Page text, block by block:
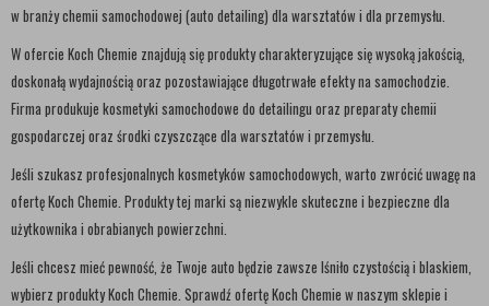
w branży chemii samochodowej (auto detailing) dla warsztatów i dla przemysłu.
W ofercie Koch Chemie znajdują się produkty charakteryzujące się wysoką jakością,
doskonałą wydajnością oraz pozostawiające długotrwałe efekty na samochodzie.
Firma produkuje kosmetyki samochodowe do detailingu oraz preparaty chemii
gospodarczej oraz środki czyszczące dla warsztatów i przemysłu.
Jeśli szukasz profesjonalnych kosmetyków samochodowych, warto zwrócić uwagę na
ofertę Koch Chemie. Produkty tej marki są niezwykle skuteczne i bezpieczne dla
użytkownika i obrabianych powierzchni.
Jeśli chcesz mieć pewność, że Twoje auto będzie zawsze lśniło czystością i blaskiem,
wybierz produkty Koch Chemie. Sprawdź ofertę Koch Chemie w naszym sklepie i